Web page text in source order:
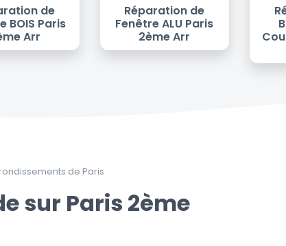
de
BOIS Paris
Arr
Réparation de
Fenêtre ALU Paris
2ème Arr
de Paris
sur Paris 2ème